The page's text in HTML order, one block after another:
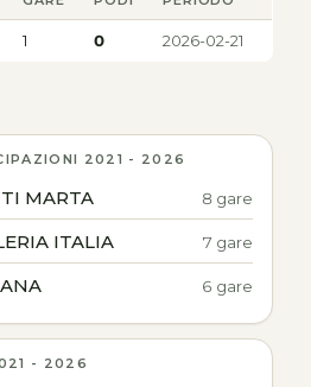
1 0 2026-02-21
2021 - 2026
MARTA 8 gare
ITALIA 7 gare
6 gare
- 2026